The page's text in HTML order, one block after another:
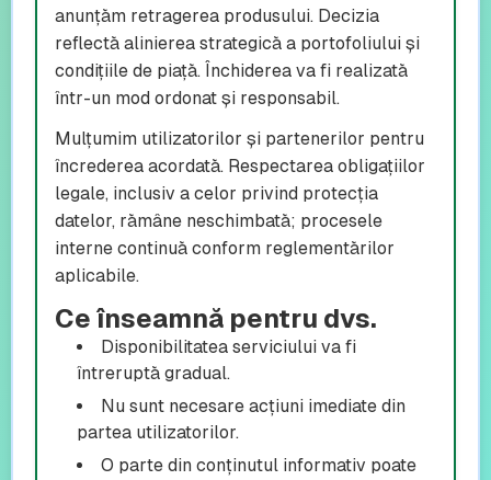
anunțăm retragerea produsului. Decizia
reflectă alinierea strategică a portofoliului și
condițiile de piață. Închiderea va fi realizată
într-un mod ordonat și responsabil.
Mulțumim utilizatorilor și partenerilor pentru
încrederea acordată. Respectarea obligațiilor
legale, inclusiv a celor privind protecția
datelor, rămâne neschimbată; procesele
interne continuă conform reglementărilor
aplicabile.
Ce înseamnă pentru dvs.
Disponibilitatea serviciului va fi
întreruptă gradual.
Nu sunt necesare acțiuni imediate din
partea utilizatorilor.
O parte din conținutul informativ poate